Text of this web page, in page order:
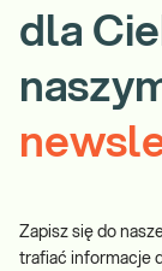
dla
Zapisz się do
trafiać informacje